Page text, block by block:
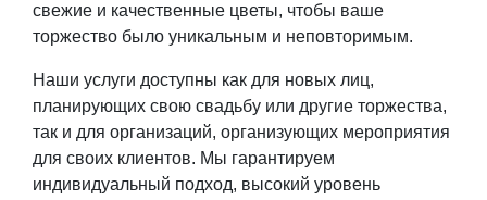
свежие и качественные цветы, чтобы ваше
торжество было уникальным и неповторимым.
Наши услуги доступны как для новых лиц,
планирующих свою свадьбу или другие торжества,
так и для организаций, организующих мероприятия
для своих клиентов. Мы гарантируем
индивидуальный подход, высокий уровень